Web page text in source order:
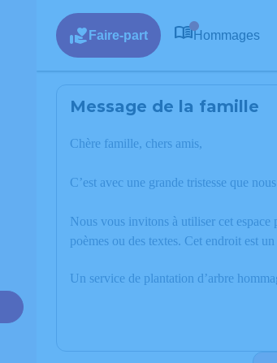
Faire-part Hommages
Message de la famille
Chère famille, chers amis,
C’est avec une grande tristesse que
Nous vous invitons à utiliser cet espace
poèmes ou des textes. Cet endroit est
Un service de plantation d’arbre